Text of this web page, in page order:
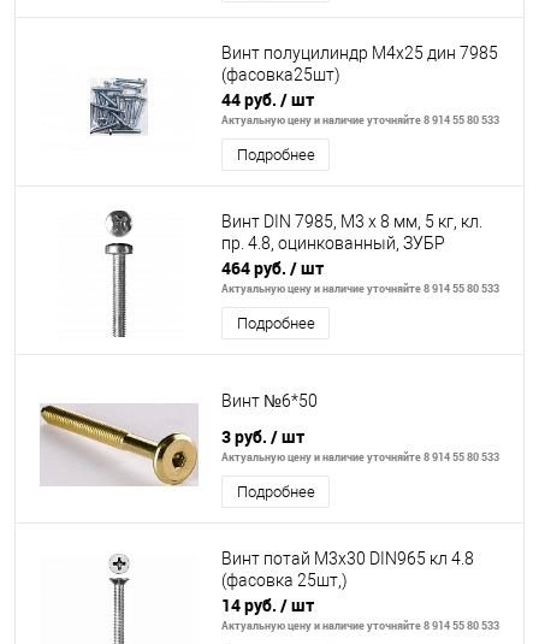
Винт полуцилиндр М4х25 дин 7985
(фасовка25шт)
44 руб. / шт
Актуальную цену и наличие уточняйте 8 914 55 80 533
Подробнее
Винт DIN 7985, M3 x 8 мм, 5 кг, кл.
пр. 4.8, оцинкованный, ЗУБР
464 руб. / шт
Актуальную цену и наличие уточняйте 8 914 55 80 533
Подробнее
Винт №6*50
3 руб. / шт
Актуальную цену и наличие уточняйте 8 914 55 80 533
Подробнее
Винт потай М3х30 DIN965 кл 4.8
(фасовка 25шт,)
14 руб. / шт
Актуальную цену и наличие уточняйте 8 914 55 80 533